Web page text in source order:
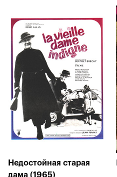
Недостойная старая
дама (1965)